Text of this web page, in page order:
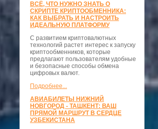
ВСЁ, ЧТО НУЖНО ЗНАТЬ О
СКРИПТЕ КРИПТООБМЕННИКА:
КАК ВЫБРАТЬ И НАСТРОИТЬ
ИДЕАЛЬНУЮ ПЛАТФОРМУ
С развитием криптовалютных
технологий растет интерес к запуску
криптообменников, которые
предлагают пользователям удобные
и безопасные способы обмена
цифровых валют.
Подробнее...
АВИАБИЛЕТЫ НИЖНИЙ
НОВГОРОД - ТАШКЕНТ: ВАШ
ПРЯМОЙ МАРШРУТ В СЕРДЦЕ
УЗБЕКИСТАНА